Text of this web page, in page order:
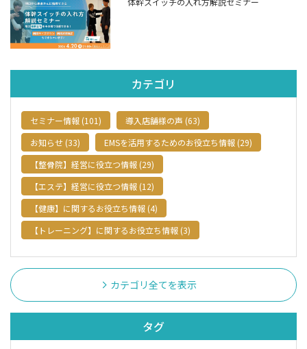
カテゴリ
セミナー情報 (101)
導入店舗様の声 (63)
お知らせ (33)
EMSを活用するためのお役立ち情報 (29)
【整骨院】経営に役立つ情報 (29)
【エステ】経営に役立つ情報 (12)
【健康】に関するお役立ち情報 (4)
【トレーニング】に関するお役立ち情報 (3)
カテゴリ全てを表示
タグ